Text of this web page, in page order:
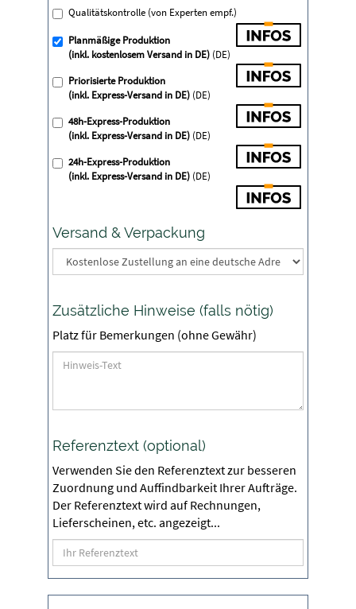
Qualitätskontrolle (von Experten empf.)
Planmäßige Produktion
(inkl. kostenlosem Versand in DE)(DE)
Priorisierte Produktion
(inkl. Express-Versand in DE)(DE)
48h-Express-Produktion
(inkl. Express-Versand in DE)(DE)
24h-Express-Produktion
(inkl. Express-Versand in DE)(DE)
Versand & Verpackung
Zusätzliche Hinweise (falls nötig)
Platz für Bemerkungen (ohne Gewähr)
Referenztext (optional)
Verwenden Sie den Referenztext zur besseren
Zuordnung und Auffindbarkeit Ihrer Aufträge.
Der Referenztext wird auf Rechnungen,
Lieferscheinen, etc. angezeigt...